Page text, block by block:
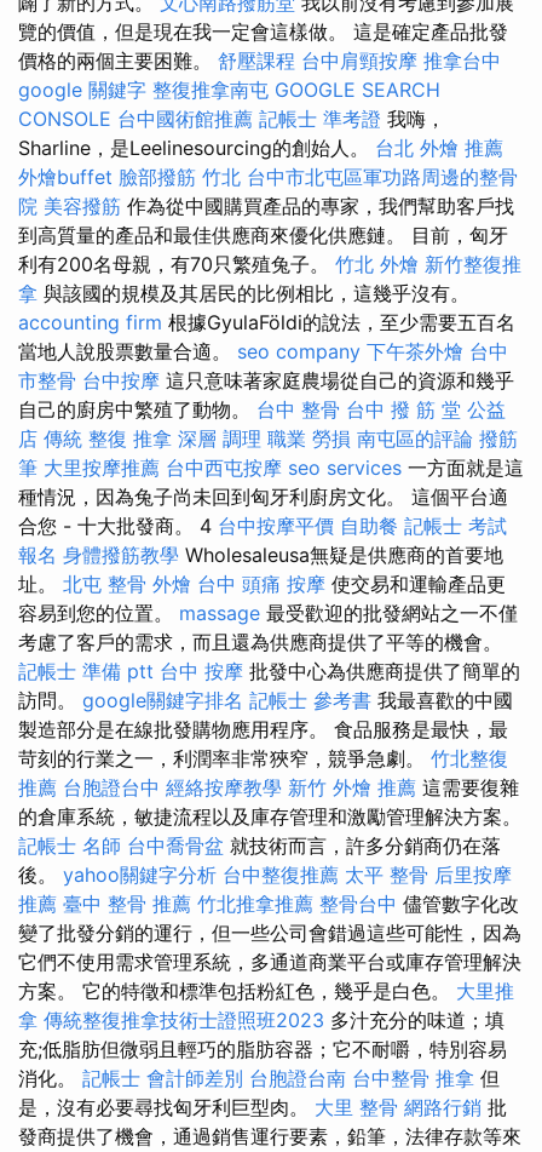
覽的價值，但是現在我一定會這樣做。 這是確定產品批發
價格的兩個主要困難。 舒壓課程 台中肩頸按摩 推拿台中
google 關鍵字 整復推拿南屯 GOOGLE SEARCH
CONSOLE 台中國術館推薦 記帳士 準考證 我嗨，
Sharline，是Leelinesourcing的創始人。 台北 外燴 推薦
外燴buffet 臉部撥筋 竹北 台中市北屯區軍功路周邊的整骨
院 美容撥筋 作為從中國購買產品的專家，我們幫助客戶找
到高質量的產品和最佳供應商來優化供應鏈。 目前，匈牙
利有200名母親，有70只繁殖兔子。 竹北 外燴 新竹整復推
拿 與該國的規模及其居民的比例相比，這幾乎沒有。
accounting firm 根據GyulaFöldi的說法，至少需要五百名
當地人說股票數量合適。 seo company 下午茶外燴 台中
市整骨 台中按摩 這只意味著家庭農場從自己的資源和幾乎
自己的廚房中繁殖了動物。 台中 整骨 台中 撥 筋 堂 公益
店 傳統 整復 推拿 深層 調理 職業 勞損 南屯區的評論 撥筋
筆 大里按摩推薦 台中西屯按摩 seo services 一方面就是這
種情況，因為兔子尚未回到匈牙利廚房文化。 這個平台適
合您 - 十大批發商。 4 台中按摩平價 自助餐 記帳士 考試
報名 身體撥筋教學 Wholesaleusa無疑是供應商的首要地
址。 北屯 整骨 外燴 台中 頭痛 按摩 使交易和運輸產品更
容易到您的位置。 massage 最受歡迎的批發網站之一不僅
考慮了客戶的需求，而且還為供應商提供了平等的機會。
記帳士 準備 ptt 台中 按摩 批發中心為供應商提供了簡單的
訪問。 google關鍵字排名 記帳士 參考書 我最喜歡的中國
製造部分是在線批發購物應用程序。 食品服務是最快，最
苛刻的行業之一，利潤率非常狹窄，競爭急劇。 竹北整復
推薦 台胞證台中 經絡按摩教學 新竹 外燴 推薦 這需要復雜
的倉庫系統，敏捷流程以及庫存管理和激勵管理解決方案。
記帳士 名師 台中喬骨盆 就技術而言，許多分銷商仍在落
後。 yahoo關鍵字分析 台中整復推薦 太平 整骨 后里按摩
推薦 臺中 整骨 推薦 竹北推拿推薦 整骨台中 儘管數字化改
變了批發分銷的運行，但一些公司會錯過這些可能性，因為
它們不使用需求管理系統，多通道商業平台或庫存管理解決
方案。 它的特徵和標準包括粉紅色，幾乎是白色。 大里推
拿 傳統整復推拿技術士證照班2023 多汁充分的味道；填
充;低脂肪但微弱且輕巧的脂肪容器；它不耐嚼，特別容易
消化。 記帳士 會計師差別 台胞證台南 台中整骨 推拿 但
是，沒有必要尋找匈牙利巨型肉。 大里 整骨 網路行銷 批
發商提供了機會，通過銷售運行要素，鉛筆，法律存款等來